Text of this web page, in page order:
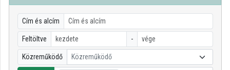
Bejelentkezés
Intézményi felfedezés
Kategóriák
Cím és alcím
Feltöltve -
Közreműködő Közreműködő